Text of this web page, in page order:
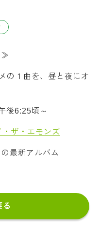
≫
の１曲を、昼と夜にオ
後6:25頃～
・ザ・エモンズ
最新アルバム
る